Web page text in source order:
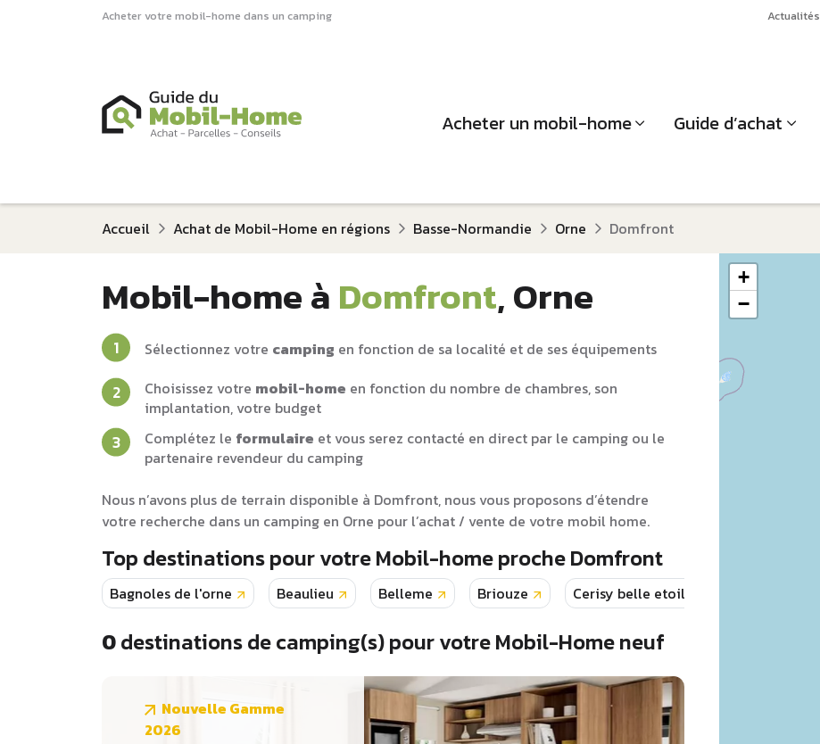
Acheter votre mobil-home dans un camping Actualités
Acheter un mobil-home Guide d’achat
Accueil Achat de Mobil-Home en régions Basse-Normandie Orne Domfront
+
−
Mobil-home à Domfront, Orne
Sélectionnez votre camping en fonction de sa localité et de ses équipements
Choisissez votre mobil-home en fonction du nombre de chambres, son
implantation, votre budget
Complétez le formulaire et vous serez contacté en direct par le camping ou le
partenaire revendeur du camping
Nous n’avons plus de terrain disponible à Domfront, nous vous proposons d’étendre
votre recherche dans un camping en Orne pour l’achat / vente de votre mobil home.
Top destinations pour votre Mobil-home proche Domfront
Bagnoles de l'orne Beaulieu Belleme Briouze Cerisy belle etoile
0destinations de camping(s) pour votre Mobil-Home neuf
Nouvelle Gamme
2026